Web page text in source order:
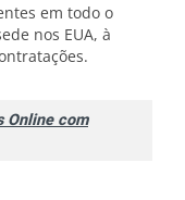
em todo o
nos EUA, à
Online com